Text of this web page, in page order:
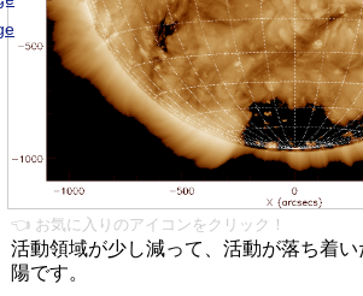
👈 お気に入りのアイコンをクリック！
活動領域が少し減って、活動が落ち着い
陽です。